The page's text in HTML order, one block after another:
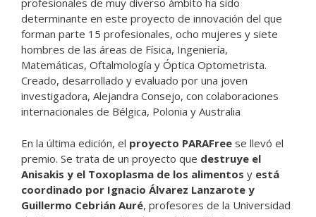
profesionales de muy diverso ámbito ha sido
determinante en este proyecto de innovación del que
forman parte 15 profesionales, ocho mujeres y siete
hombres de las áreas de Física, Ingeniería,
Matemáticas, Oftalmología y Óptica Optometrista.
Creado, desarrollado y evaluado por una joven
investigadora, Alejandra Consejo, con colaboraciones
internacionales de Bélgica, Polonia y Australia
En la última edición, el proyecto PARAFree se llevó el
premio. Se trata de un proyecto que destruye el
Anisakis y el Toxoplasma de los alimentos y está
coordinado por Ignacio Álvarez Lanzarote y
Guillermo Cebrián Auré, profesores de la Universidad